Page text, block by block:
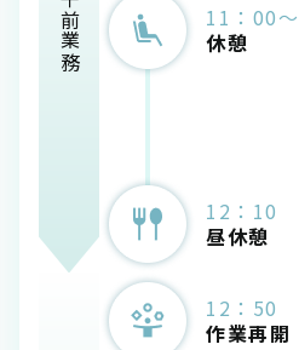
午前業務
11：00
休憩
12：10
昼休憩
12：50
作業再開